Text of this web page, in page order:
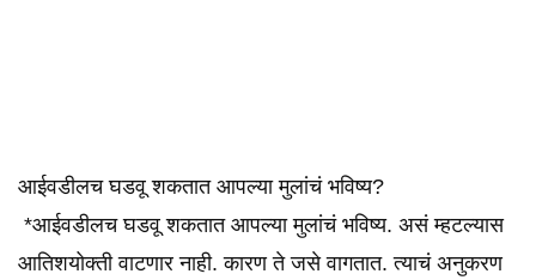
आईवडीलच घडवू शकतात आपल्या मुलांचं भविष्य?
*आईवडीलच घडवू शकतात आपल्या मुलांचं भविष्य. असं म्हटल्यास
आतिशयोक्ती वाटणार नाही. कारण ते जसे वागतात. त्याचं अनुकरण